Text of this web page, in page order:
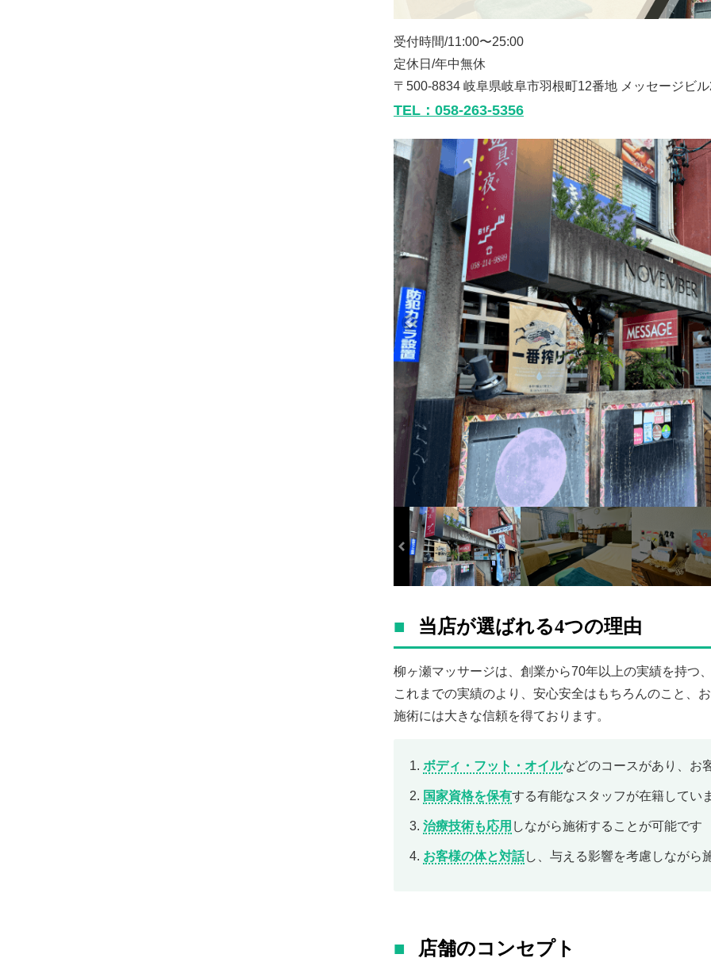
受付時間/11:00〜25:00
定休日/年中無休
〒500-8834 岐阜県岐阜市羽根町12番地 メッセージビ
TEL：058-263-5356
当店が選ばれる4つの理由
柳ヶ瀬マッサージは、創業から70年以上の実績を持つ
これまでの実績のより、安心安全はもちろんのこと、
施術には大きな信頼を得ております。
1. ボディ・フット・オイルなどのコースがあり、お
2. 国家資格を保有する有能なスタッフが在籍してい
3. 治療技術も応用 しながら施術することが可能です
4. お客様の体と対話し、与える影響を考慮しながら
店舗のコンセプト